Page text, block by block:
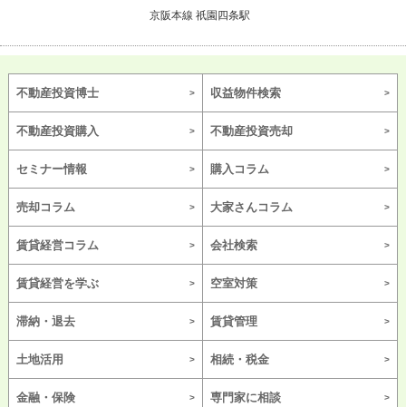
京阪本線 祇園四条駅
不動産投資博士 収益物件検索
不動産投資購入 不動産投資売却
セミナー情報 購入コラム
売却コラム 大家さんコラム
賃貸経営コラム 会社検索
賃貸経営を学ぶ 空室対策
滞納・退去 賃貸管理
土地活用 相続・税金
金融・保険 専門家に相談